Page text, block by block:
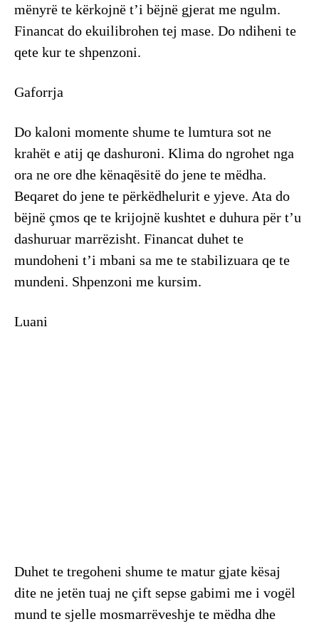
mënyrë te kërkojnë t’i bëjnë gjerat me ngulm.
Financat do ekuilibrohen tej mase. Do ndiheni te
qete kur te shpenzoni.
Gaforrja
Do kaloni momente shume te lumtura sot ne
krahët e atij qe dashuroni. Klima do ngrohet nga
ora ne ore dhe kënaqësitë do jene te mëdha.
Beqaret do jene te përkëdhelurit e yjeve. Ata do
bëjnë çmos qe te krijojnë kushtet e duhura për t’u
dashuruar marrëzisht. Financat duhet te
mundoheni t’i mbani sa me te stabilizuara qe te
mundeni. Shpenzoni me kursim.
Luani
Duhet te tregoheni shume te matur gjate kësaj
dite ne jetën tuaj ne çift sepse gabimi me i vogël
mund te sjelle mosmarrëveshje te mëdha dhe